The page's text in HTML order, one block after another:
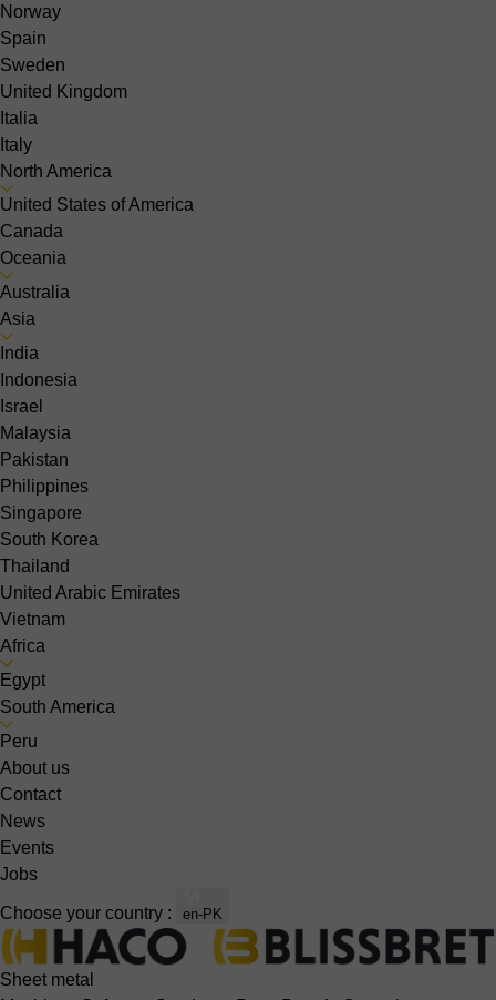
Norway
Spain
Sweden
United Kingdom
Italia
Italy
North America
United States of America
Canada
Oceania
Australia
Asia
India
Indonesia
Israel
Malaysia
Pakistan
Philippines
Singapore
South Korea
Thailand
United Arabic Emirates
Vietnam
Africa
Egypt
South America
Peru
About us
Contact
News
Events
Jobs
Choose your country : en-PK
Sheet metal